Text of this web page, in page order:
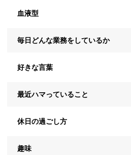
血液型
毎日どんな業務をしているか
好きな言葉
最近ハマっていること
休日の過ごし方
趣味